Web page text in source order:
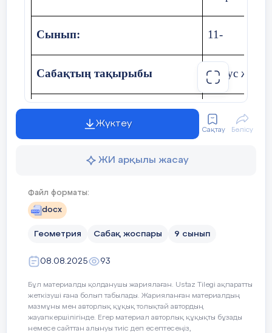
Сынып: 11-
Сабақтың тақырыбы Конус және
Оқу бағдарламасына сәйкес
оқу мақсаттары:
11.1.11 -
Сабақтың
кезеңі/
уақыты:
Ұйымдастыру
кезеңі:
«Миға шабуыл»: «Конус
«Конустың қандай
қою
Жүктеу
Сақтау Бөлісу
ЖИ арқылы жасау
Файл форматы:
docx
Геометрия Сабақ жоспары 9 сынып
08.08.2025 93
Бұл материалды қолданушы жариялаған. Ustaz Tilegi ақпаратты
жеткізуші ғана болып табылады. Жарияланған материалдың
мазмұны мен авторлық құқық толықтай автордың
жауапкершілігінде. Егер материал авторлық құқықты бұзады
немесе сайттан алынуы тиіс деп есептесеңіз,